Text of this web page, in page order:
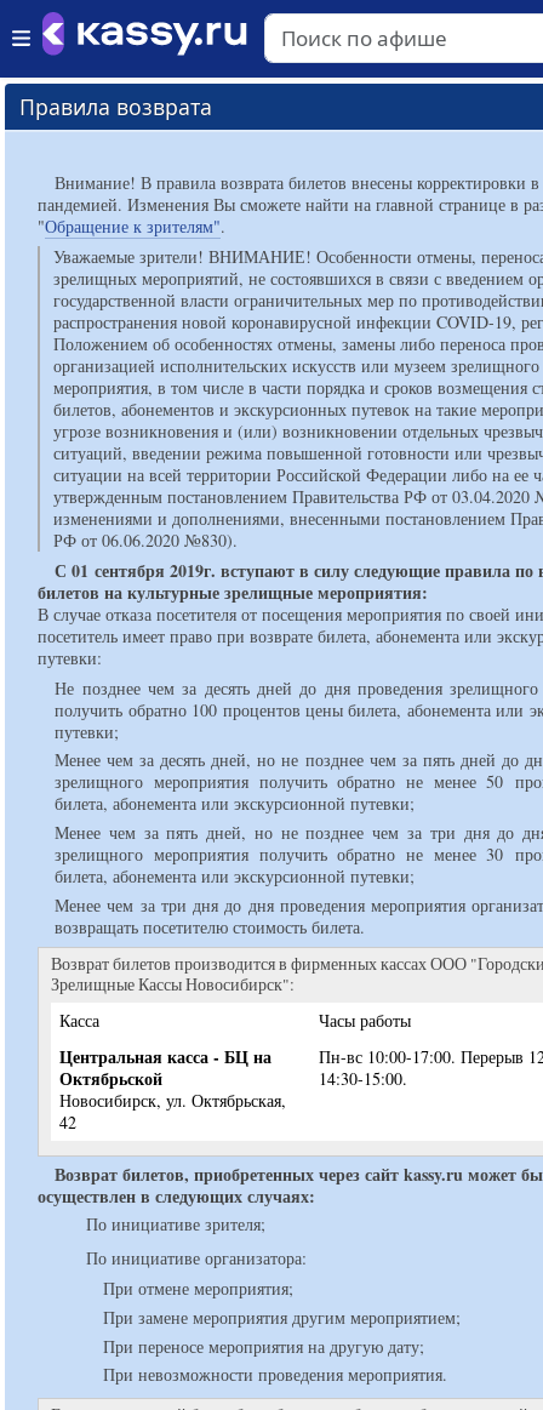
Правила возврата
Внимание! В правила возврата билетов внесены корректировки в
пандемией. Изменения Вы сможете найти на главной странице в
"Обращение к зрителям".
Уважаемые зрители! ВНИМАНИЕ! Особенности отмены,
зрелищных мероприятий, не состоявшихся в связи с введением
государственной власти ограничительных мер по
распространения новой коронавирусной инфекции COVID-19,
Положением об особенностях отмены, замены либо переноса
организацией исполнительских искусств или музеем зрелищного
мероприятия, в том числе в части порядка и сроков возмещения
билетов, абонементов и экскурсионных путевок на такие
угрозе возникновения и (или) возникновении отдельных
ситуаций, введении режима повышенной готовности или
ситуации на всей территории Российской Федерации либо на ее
утвержденным постановлением Правительства РФ от 03.04.2020
изменениями и дополнениями, внесенными постановлением
РФ от 06.06.2020 №830).
С 01 сентября 2019г. вступают в силу следующие правила по
билетов на культурные зрелищные мероприятия:
В случае отказа посетителя от посещения мероприятия по своей
посетитель имеет право при возврате билета, абонемента или
путевки:
Не позднее чем за десять дней до дня проведения
получить обратно 100 процентов цены билета, абонемента или
путевки;
Менее чем за десять дней, но не позднее чем за пять дней до
зрелищного мероприятия получить обратно не менее 50
билета, абонемента или экскурсионной путевки;
Менее чем за пять дней, но не позднее чем за три дня до
зрелищного мероприятия получить обратно не менее 30
билета, абонемента или экскурсионной путевки;
Менее чем за три дня до дня проведения мероприятия
возвращать посетителю стоимость билета.
Возврат билетов производится в фирменных кассах ООО
Зрелищные Кассы Новосибирск":
Касса Часы работы
Центральная касса - БЦ на
Октябрьской
Новосибирск, ул. Октябрьская,
42
Пн-вс 10:00-17:00. Перерыв
14:30-15:00.
Возврат билетов, приобретенных через сайт kassy.ru может
осуществлен в следующих случаях:
По инициативе зрителя;
По инициативе организатора:
При отмене мероприятия;
При замене мероприятия другим мероприятием;
При переносе мероприятия на другую дату;
При невозможности проведения мероприятия.